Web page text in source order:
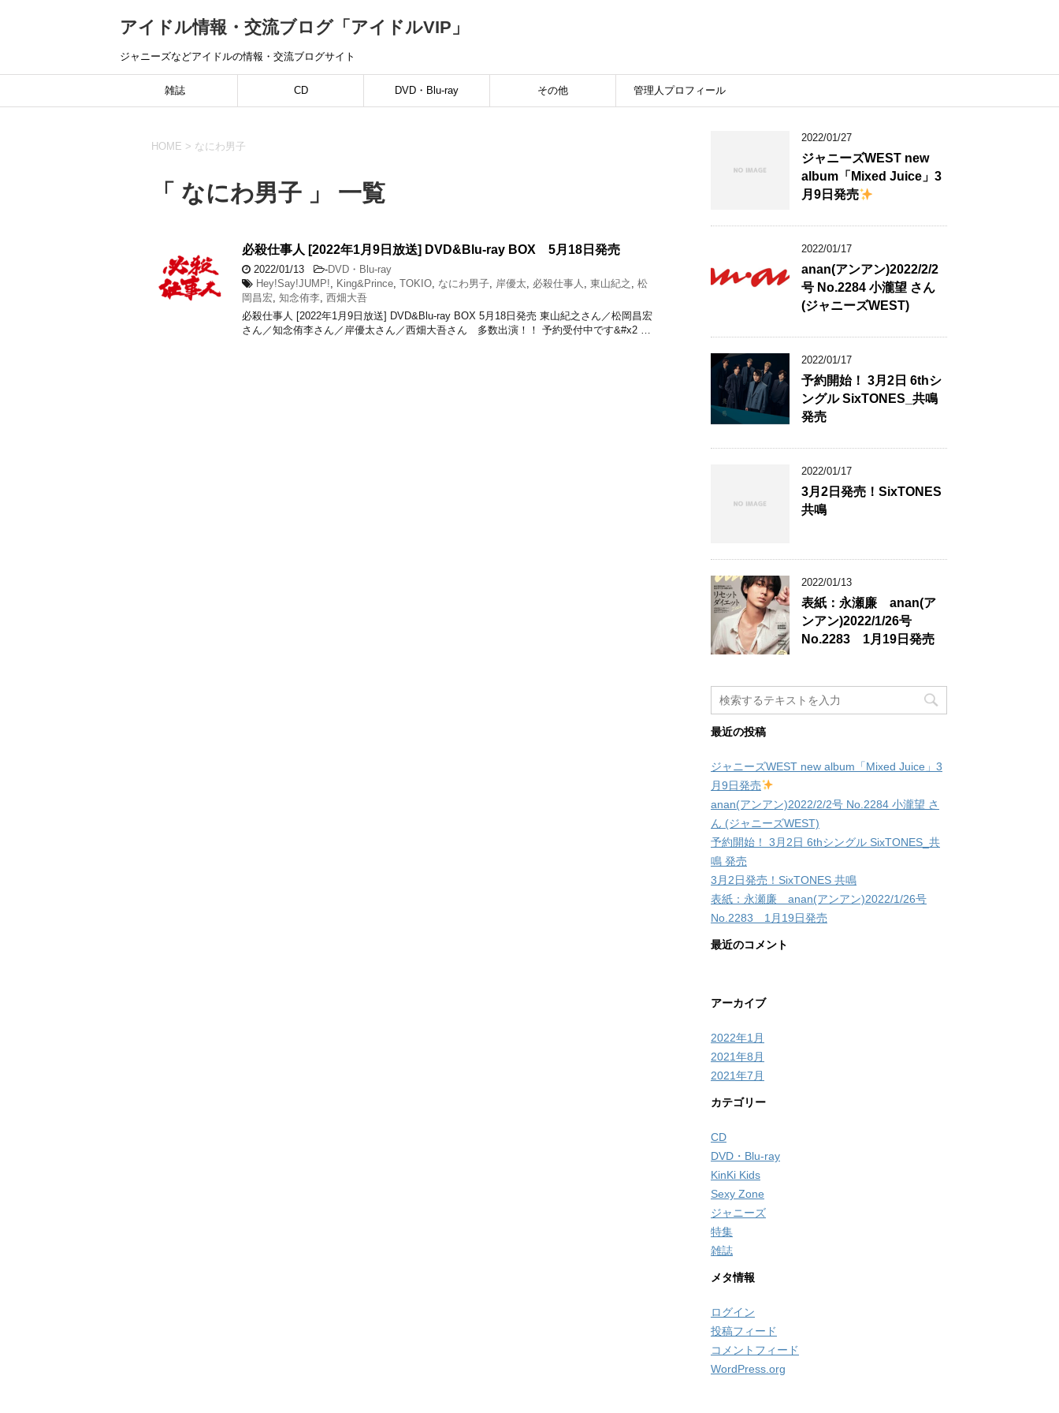
アイドル情報・交流ブログ「アイドルVIP」
ジャニーズなどアイドルの情報・交流ブログサイト
雑誌 CD DVD・Blu-ray その他 管理人プロフィール
HOME > なにわ男子
「 なにわ男子 」 一覧
必殺仕事人 [2022年1月9日放送] DVD&Blu-ray BOX 5月18日発売
2022/01/13 -DVD・Blu-ray
Hey!Say!JUMP!, King&Prince, TOKIO, なにわ男子, 岸優太, 必殺仕事人 , 東山紀之 , 松
岡昌宏, 知念侑李, 西畑大吾
必殺仕事人 [2022年1月9日放送] DVD&Blu-ray BOX 5月18日発売 東山紀之さん／松岡昌宏
さん／知念侑李さん／岸優太さん／西畑大吾さん 多数出演！！ 予約受付中です&#x2 …
2022/01/27
ジャニーズWEST new
album「Mixed Juice」3
月9日発売
2022/01/17
anan(アンアン)2022/2/2
号 No.2284 小瀧望 さん
(ジャニーズWEST)
2022/01/17
予約開始！ 3月2日 6thシ
ングル SixTONES_共鳴
発売
2022/01/17
3月2日発売！SixTONES
共鳴
2022/01/13
表紙：永瀬廉 anan(ア
ンアン)2022/1/26号
No.2283 1月19日発売
最近の投稿
ジャニーズWEST new album「Mixed Juice」3
月9日発売
anan(アンアン)2022/2/2号 No.2284 小瀧望 さ
ん (ジャニーズWEST)
予約開始！ 3月2日 6thシングル SixTONES_共
鳴 発売
3月2日発売！SixTONES 共鳴
表紙：永瀬廉 anan(アンアン)2022/1/26号
No.2283 1月19日発売
最近のコメント
アーカイブ
2022年1月
2021年8月
2021年7月
カテゴリー
CD
DVD・Blu-ray
KinKi Kids
Sexy Zone
ジャニーズ
特集
雑誌
メタ情報
ログイン
投稿フィード
コメントフィード
WordPress.org